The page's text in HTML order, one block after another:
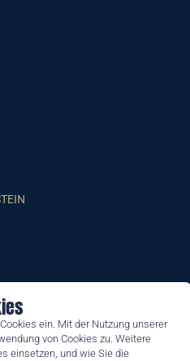
ein. Mit der Nutzung unserer
von Cookies zu. Weitere
einsetzen, und wie Sie die